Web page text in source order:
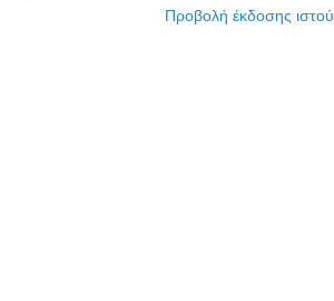
Προβολή έκδοσης ιστού